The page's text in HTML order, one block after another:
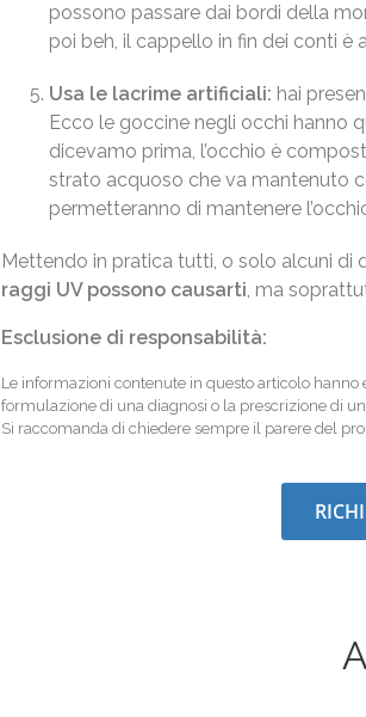
possono passare dai bordi della
poi beh, il cappello in fin dei conti è
Usa le lacrime artificiali: hai
Ecco le goccine negli occhi hanno
dicevamo prima, l’occhio è
strato acquoso che va mantenuto
permetteranno di mantenere
Mettendo in pratica tutti, o solo alcuni di
raggi UV possono causarti, ma
Esclusione di responsabilità:
Le informazioni contenute in questo articolo
formulazione di una diagnosi o la prescrizione di
Si raccomanda di chiedere sempre il parere del